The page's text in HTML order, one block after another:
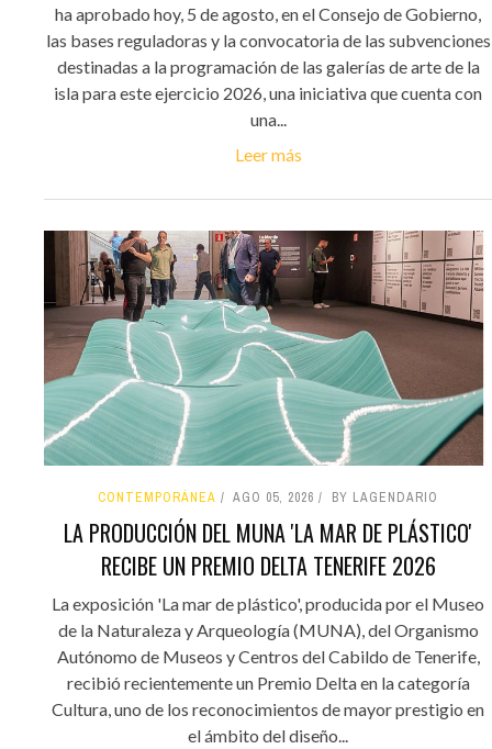
ha aprobado hoy, 5 de agosto, en el Consejo de Gobierno,
las bases reguladoras y la convocatoria de las subvenciones
destinadas a la programación de las galerías de arte de la
isla para este ejercicio 2026, una iniciativa que cuenta con
una...
Leer más
CONTEMPORÁNEA AGO 05, 2026 BY LAGENDARIO
LA PRODUCCIÓN DEL MUNA 'LA MAR DE PLÁSTICO'
RECIBE UN PREMIO DELTA TENERIFE 2026
La exposición 'La mar de plástico', producida por el Museo
de la Naturaleza y Arqueología (MUNA), del Organismo
Autónomo de Museos y Centros del Cabildo de Tenerife,
recibió recientemente un Premio Delta en la categoría
Cultura, uno de los reconocimientos de mayor prestigio en
el ámbito del diseño...